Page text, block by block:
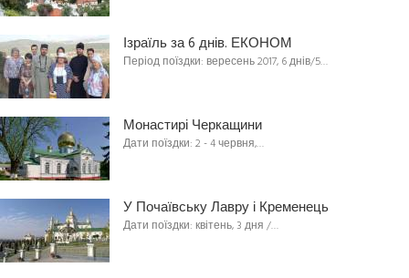
Ізраїль за 6 днів. ЕКОНОМ
Період поїздки: вересень 2017, 6 днів/5…
Монастирі Черкащини
Дати поїздки: 2 - 4 червня,…
У Почаївську Лавру і Кременець
Дати поїздки: квітень, 3 дня /…